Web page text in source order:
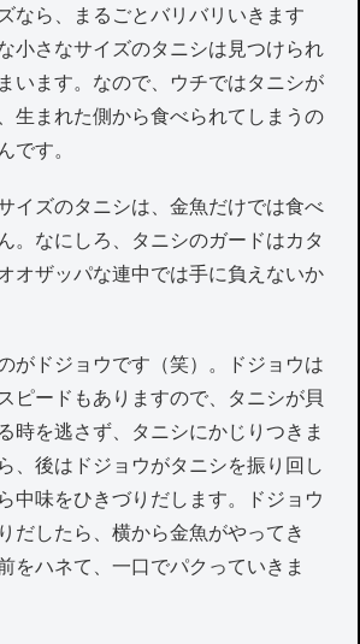
なら、まるごとバリバリいきます
小さなサイズのタニシは見つけられ
います。なので、ウチではタニシが
生まれた側から食べられてしまうの
です。
イズのタニシは、金魚だけでは食べ
。なにしろ、タニシのガードはカタ
オザッパな連中では手に負えないか
がドジョウです（笑）。ドジョウは
ピードもありますので、タニシが貝
時を逃さず、タニシにかじりつきま
、後はドジョウがタニシを振り回し
中味をひきづりだします。ドジョウ
だしたら、横から金魚がやってき
をハネて、一口でパクっていきま